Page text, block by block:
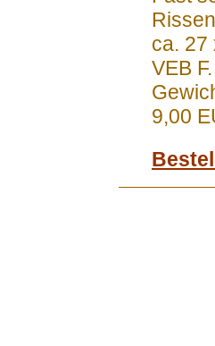
Rissen
ca. 27
VEB
9,00